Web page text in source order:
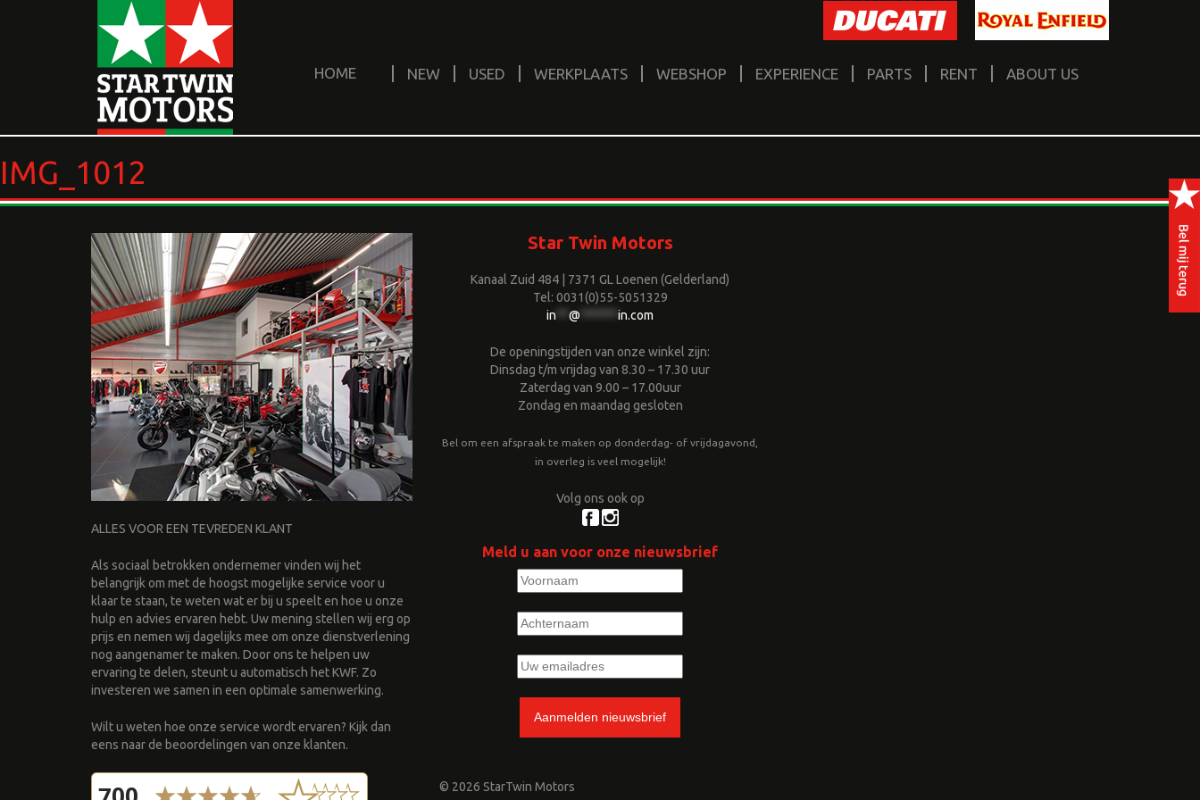
HOME NEW USED WERKPLAATS WEBSHOP EXPERIENCE PARTS RENT ABOUT US
IMG_1012
ALLES VOOR EEN TEVREDEN KLANT
Als sociaal betrokken ondernemer vinden wij het
belangrijk om met de hoogst mogelijke service voor u
klaar te staan, te weten wat er bij u speelt en hoe u onze
hulp en advies ervaren hebt. Uw mening stellen wij erg op
prijs en nemen wij dagelijks mee om onze dienstverlening
nog aangenamer te maken. Door ons te helpen uw
ervaring te delen, steunt u automatisch het KWF. Zo
investeren we samen in een optimale samenwerking.
Wilt u weten hoe onze service wordt ervaren? Kijk dan
eens naar de beoordelingen van onze klanten.
Star Twin Motors
Kanaal Zuid 484 | 7371 GL Loenen (Gelderland)
Tel: 0031(0)55-5051329
in
@ in.com
De openingstijden van onze winkel zijn:
Dinsdag t/m vrijdag van 8.30 – 17.30 uur
Zaterdag van 9.00 – 17.00uur
Zondag en maandag gesloten
Bel om een afspraak te maken op donderdag- of vrijdagavond,
in overleg is veel mogelijk!
Volg ons ook op
Meld u aan voor onze nieuwsbrief
© 2026 StarTwin Motors